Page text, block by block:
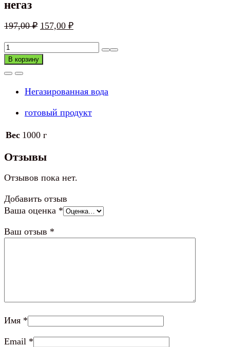
негаз
197,00₽ Первоначальная
157,00 ₽Текущая
157,00 ₽.
Количество
товара
Вода
ШИШКИН
В корзину
Негазированная вода
готовый продукт
Вес 1000 г
Отзывы
Отзывов пока нет.
Добавить отзыв
Ваша оценка *
Ваш отзыв *
Имя *
Email *